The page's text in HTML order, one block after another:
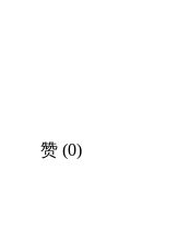
赞 (0)